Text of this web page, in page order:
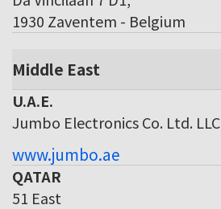
1930 Zaventem - Belgium
Middle East
U.A.E.
Jumbo Electronics Co. Ltd. LLC
www.jumbo.ae
QATAR
51 East